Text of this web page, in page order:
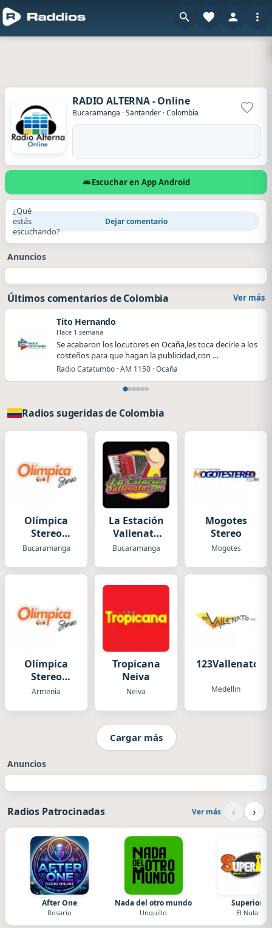
RADIO ALTERNA - Online
Bucaramanga ·Santander ·Colombia
Escuchar en App Android
¿Qué
estás
escuchando?
Dejar comentario
Anuncios
Últimos comentarios de Colombia Ver más
Tito Hernando
Hace 1 semana
Se acabaron los locutores en Ocaña,les toca decirle a los
costeños para que hagan la publicidad,con …
Radio Catatumbo · AM 1150 · Ocaña
Radios sugeridas de Colombia
Olímpica
Stereo
Bucaramanga
Bucaramanga
La Estación
Vallenata
FM
Bucaramanga
Mogotes
Stereo
Mogotes
Olímpica
Stereo
Armenia
Armenia
Tropicana
Neiva
Neiva Medellin
Cargar más
Anuncios
Radios Patrocinadas Ver más ‹ ›
After One
Rosario
Nada del otro mundo
Unquillo
Superior
El Nula